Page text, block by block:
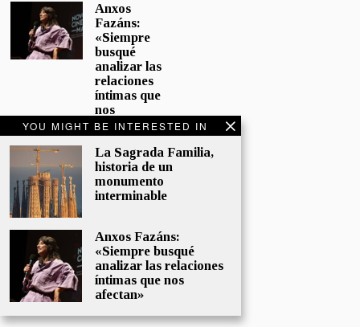
YOU MIGHT BE INTERESTED IN
La Sagrada Familia,
historia de un
monumento
interminable
Anxos Fazáns:
«Siempre busqué
analizar las relaciones
íntimas que nos
afectan»
Anxos
Fazáns:
«Siempre
busqué
analizar las
relaciones
íntimas que
nos
afectan»
5 junio, 2026
El hijo de la
cómica, el
homenaje
Sacristán a
Fernán
Gómez
28 mayo,
2026